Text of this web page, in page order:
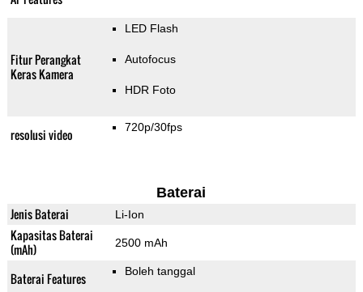
Fitur Perangkat
Keras Kamera
LED Flash
Autofocus
HDR Foto
resolusi video 720p/30fps
Baterai
Jenis Baterai Li-Ion
Kapasitas Baterai
(mAh)
2500 mAh
Baterai Features Boleh tanggal